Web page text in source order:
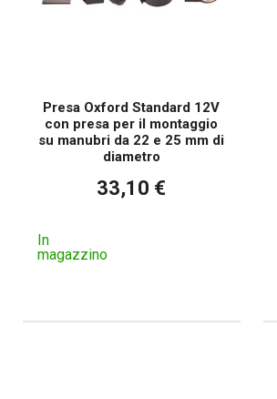
Presa Oxford Standard 12V
con presa per il montaggio
su manubri da 22 e 25 mm di
diametro
33,10 €
In
magazzino